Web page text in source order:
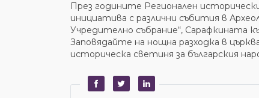
През годините Регионален
инициатива с различни събития в
Учредително събрание“, Сарафкината
Заповядайте на нощна разходка в
историческа светиня за българския